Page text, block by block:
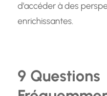
d’accéder à des
enrichissantes.
9 Questions